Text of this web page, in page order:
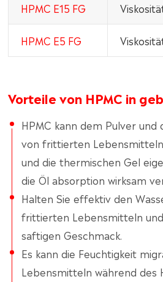
HPMC E15 FG
HPMC E5 FG
Vorteile von HPMC in
HPMC kann dem Pulver
von frittierten
und die thermischen Gel
die Öl absorption wirksam
Halten Sie effektiv den
frittierten Lebensmitteln
saftigen Geschmack.
Es kann die Feuchtigkeit
Lebensmitteln während des